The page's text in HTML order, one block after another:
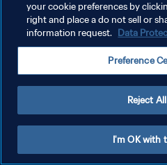
your cookie preferences by
right and place a do not sell or
information request. Data
Preference
Reject All
I'm OK with